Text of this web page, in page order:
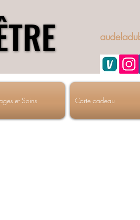
et Soins Carte cadeau